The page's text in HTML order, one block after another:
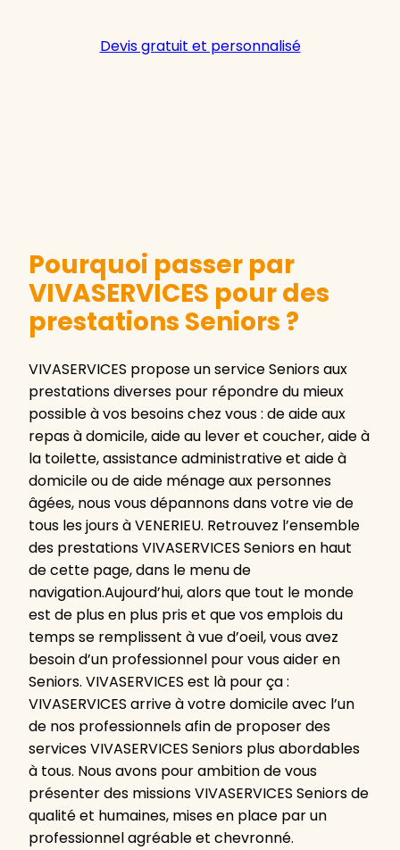
Devis gratuit et personnalisé
Pourquoi passer par
VIVASERVICES pour des
prestations Seniors ?
VIVASERVICES propose un service Seniors aux
prestations diverses pour répondre du mieux
possible à vos besoins chez vous : de aide aux
repas à domicile, aide au lever et coucher, aide à
la toilette, assistance administrative et aide à
domicile ou de aide ménage aux personnes
âgées, nous vous dépannons dans votre vie de
tous les jours à VENERIEU. Retrouvez l’ensemble
des prestations VIVASERVICES Seniors en haut
de cette page, dans le menu de
navigation.Aujourd’hui, alors que tout le monde
est de plus en plus pris et que vos emplois du
temps se remplissent à vue d’oeil, vous avez
besoin d’un professionnel pour vous aider en
Seniors. VIVASERVICES est là pour ça :
VIVASERVICES arrive à votre domicile avec l’un
de nos professionnels afin de proposer des
services VIVASERVICES Seniors plus abordables
à tous. Nous avons pour ambition de vous
présenter des missions VIVASERVICES Seniors de
qualité et humaines, mises en place par un
professionnel agréable et chevronné.